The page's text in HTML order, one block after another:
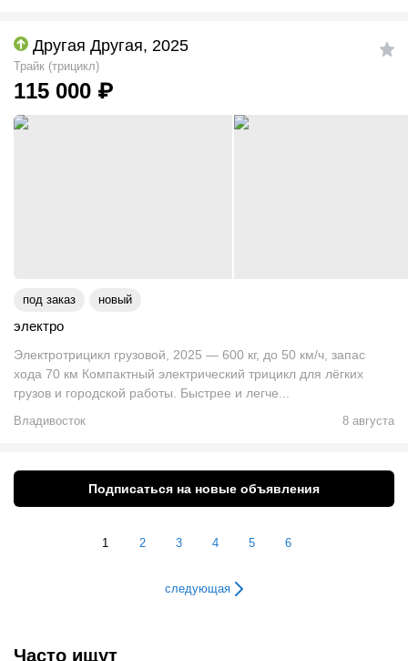
Другая Другая, 2025
Трайк (трицикл)
115 000 ₽
под заказ новый
электро
Электротрицикл грузовой, 2025 — 600 кг, до 50 км/ч, запас
хода 70 км Компактный электрический трицикл для лёгких
грузов и городской работы. Быстрее и легче...
Владивосток 8 августа
Подписаться на новые объявления
1 2 3 4 5 6
следующая
Часто ищут